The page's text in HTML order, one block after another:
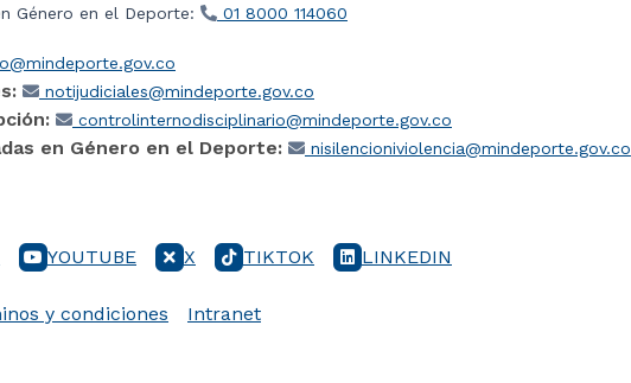
Género en el Deporte:
01 8000 114060
notijudiciales@mindeporte.gov.co
controlinternodisciplinario@mindeporte.gov.co
en Género en el Deporte: nisilencioniviolencia@mindeporte.gov.co
YOUTUBE X TIKTOK LINKEDIN
y condiciones Intranet